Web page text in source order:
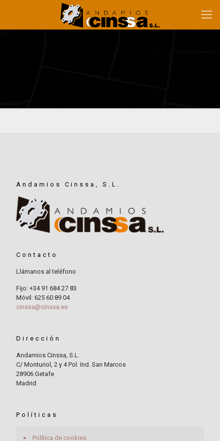
Andamios Cinssa, S.L.
Contacto
Llámanos al teléfono
Fijo: +34 91 684 27 83
Móvil: 625 60 89 04
cinssa@cinssa.es
Dirección
Andamios Cinssa, S.L.
C/ Monturiol, 2 y 4 Pol. Ind. San Marcos
28906 Getafe
Madrid
Políticas
Política de cookies